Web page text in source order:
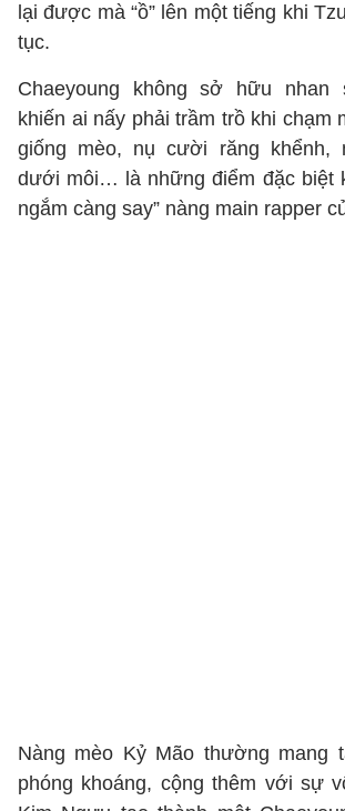
lại được mà “ồ” lên một tiếng khi
tục.
Chaeyoung không sở hữu nhan
khiến ai nấy phải trầm trồ khi chạm
giống mèo, nụ cười răng khểnh,
dưới môi… là những điểm đặc biệt
ngắm càng say” nàng main rapper
Nàng mèo Kỷ Mão thường mang
phóng khoáng, cộng thêm với sự